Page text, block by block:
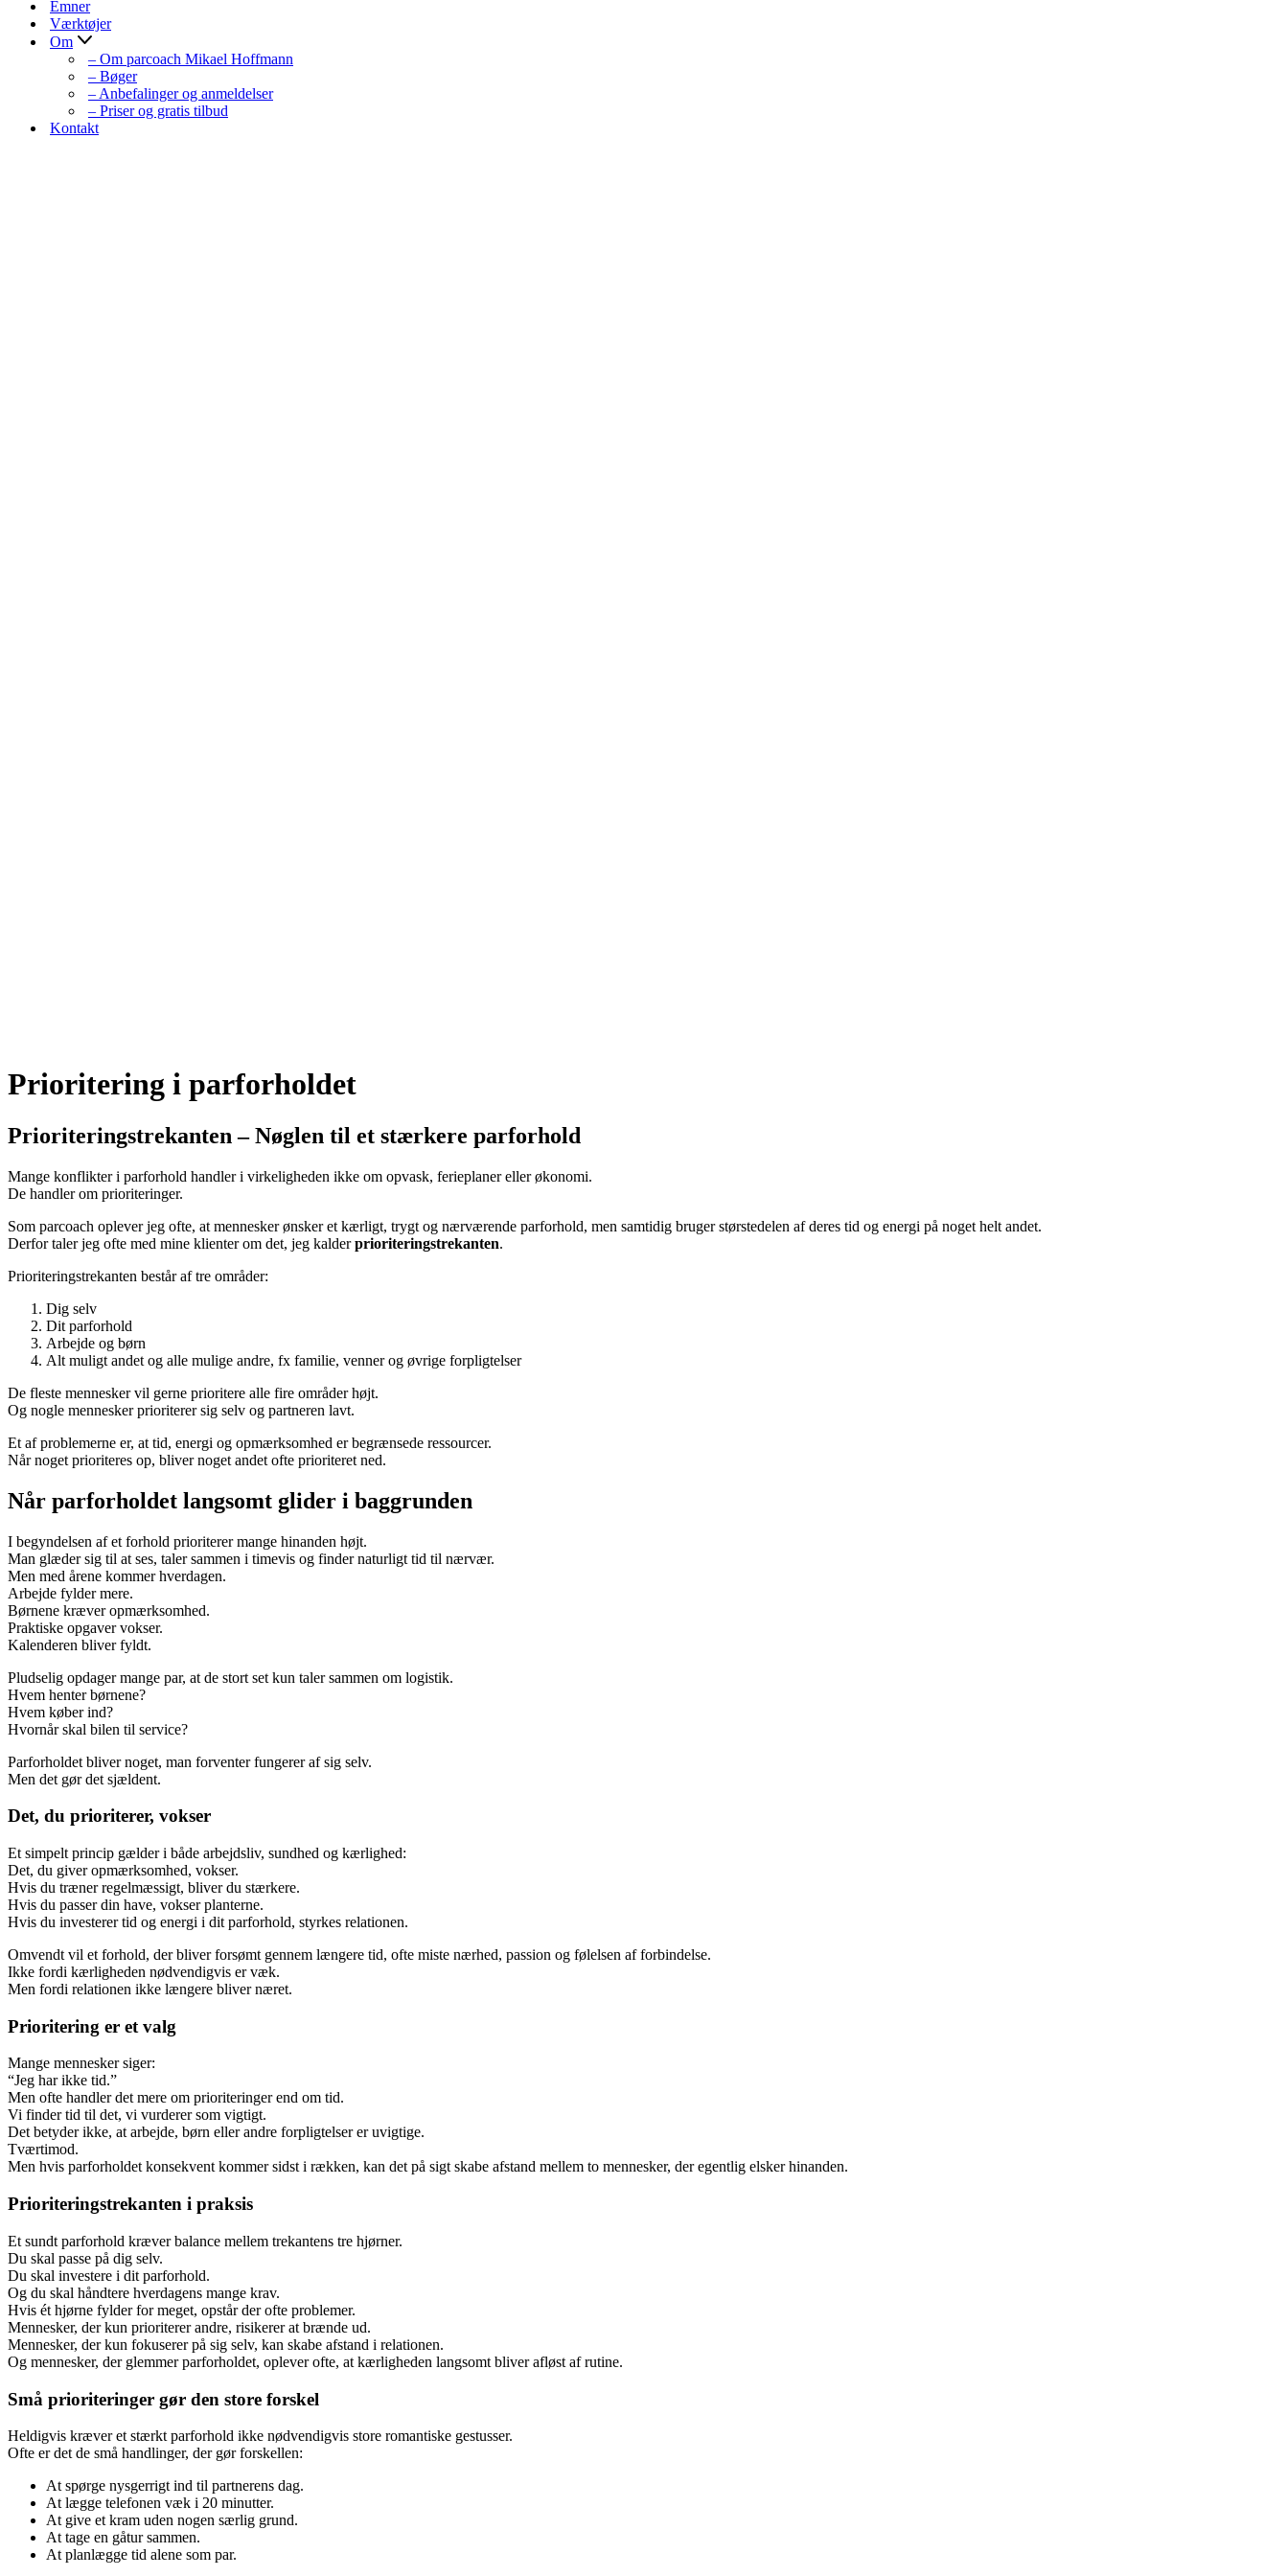
Emner
Værktøjer
Om
– Om parcoach Mikael Hoffmann
– Bøger
– Anbefalinger og anmeldelser
– Priser og gratis tilbud
Kontakt
Prioritering i parforholdet
Prioriteringstrekanten – Nøglen til et stærkere parforhold
Mange konflikter i parforhold handler i virkeligheden ikke om opvask, ferieplaner eller økonomi.
De handler om prioriteringer.
Som parcoach oplever jeg ofte, at mennesker ønsker et kærligt, trygt og nærværende parforhold, men samtidig bruger størstedelen af deres tid og energi på noget helt andet.
Derfor taler jeg ofte med mine klienter om det, jeg kalderprioriteringstrekanten.
Prioriteringstrekanten består af tre områder:
Dig selv
Dit parforhold
Arbejde og børn
Alt muligt andet og alle mulige andre, fx familie, venner og øvrige forpligtelser
De fleste mennesker vil gerne prioritere alle fire områder højt.
Og nogle mennesker prioriterer sig selv og partneren lavt.
Et af problemerne er, at tid, energi og opmærksomhed er begrænsede ressourcer.
Når noget prioriteres op, bliver noget andet ofte prioriteret ned.
Når parforholdet langsomt glider i baggrunden
I begyndelsen af et forhold prioriterer mange hinanden højt.
Man glæder sig til at ses, taler sammen i timevis og finder naturligt tid til nærvær.
Men med årene kommer hverdagen.
Arbejde fylder mere.
Børnene kræver opmærksomhed.
Praktiske opgaver vokser.
Kalenderen bliver fyldt.
Pludselig opdager mange par, at de stort set kun taler sammen om logistik.
Hvem henter børnene?
Hvem køber ind?
Hvornår skal bilen til service?
Parforholdet bliver noget, man forventer fungerer af sig selv.
Men det gør det sjældent.
Det, du prioriterer, vokser
Et simpelt princip gælder i både arbejdsliv, sundhed og kærlighed:
Det, du giver opmærksomhed, vokser.
Hvis du træner regelmæssigt, bliver du stærkere.
Hvis du passer din have, vokser planterne.
Hvis du investerer tid og energi i dit parforhold, styrkes relationen.
Omvendt vil et forhold, der bliver forsømt gennem længere tid, ofte miste nærhed, passion og følelsen af forbindelse.
Ikke fordi kærligheden nødvendigvis er væk.
Men fordi relationen ikke længere bliver næret.
Prioritering er et valg
Mange mennesker siger:
“Jeg har ikke tid.”
Men ofte handler det mere om prioriteringer end om tid.
Vi finder tid til det, vi vurderer som vigtigt.
Det betyder ikke, at arbejde, børn eller andre forpligtelser er uvigtige.
Tværtimod.
Men hvis parforholdet konsekvent kommer sidst i rækken, kan det på sigt skabe afstand mellem to mennesker, der egentlig elsker hinanden.
Prioriteringstrekanten i praksis
Et sundt parforhold kræver balance mellem trekantens tre hjørner.
Du skal passe på dig selv.
Du skal investere i dit parforhold.
Og du skal håndtere hverdagens mange krav.
Hvis ét hjørne fylder for meget, opstår der ofte problemer.
Mennesker, der kun prioriterer andre, risikerer at brænde ud.
Mennesker, der kun fokuserer på sig selv, kan skabe afstand i relationen.
Og mennesker, der glemmer parforholdet, oplever ofte, at kærligheden langsomt bliver afløst af rutine.
Små prioriteringer gør den store forskel
Heldigvis kræver et stærkt parforhold ikke nødvendigvis store romantiske gestusser.
Ofte er det de små handlinger, der gør forskellen:
At spørge nysgerrigt ind til partnerens dag.
At lægge telefonen væk i 20 minutter.
At give et kram uden nogen særlig grund.
At tage en gåtur sammen.
At planlægge tid alene som par.